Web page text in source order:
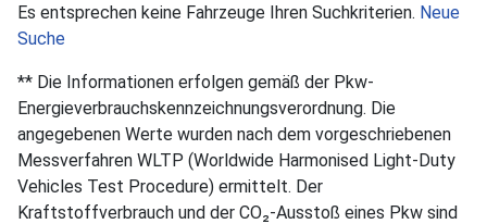
Es entsprechen keine Fahrzeuge Ihren Suchkriterien. Neue
Suche
** Die Informationen erfolgen gemäß der Pkw-
Energieverbrauchskennzeichnungsverordnung. Die
angegebenen Werte wurden nach dem vorgeschriebenen
Messverfahren WLTP (Worldwide Harmonised Light-Duty
Vehicles Test Procedure) ermittelt. Der
Kraftstoffverbrauch und der CO₂-Ausstoß eines Pkw sind